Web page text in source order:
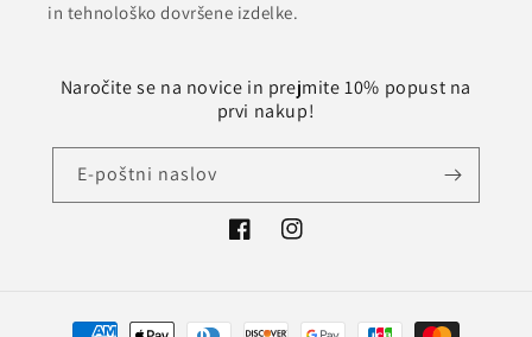
in tehnološko dovršene izdelke.
Naročite se na novice in prejmite 10% popust na
prvi nakup!
E-poštni naslov
FacebookInstagram
Načini